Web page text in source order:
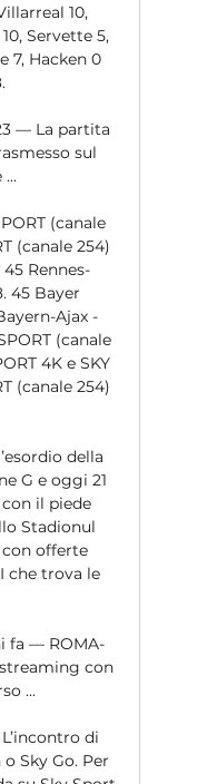
10,
Servette 5,
7, Hacken 0
— La partita
sul
(canale
(canale 254)
45 Rennes-
45 Bayer
Ajax -
(canale
4K e SKY
(canale 254)
della
G e oggi 21
il piede
Stadionul
con offerte
che trova le
fa — ROMA-
streaming con
...
di
Sky Go. Per